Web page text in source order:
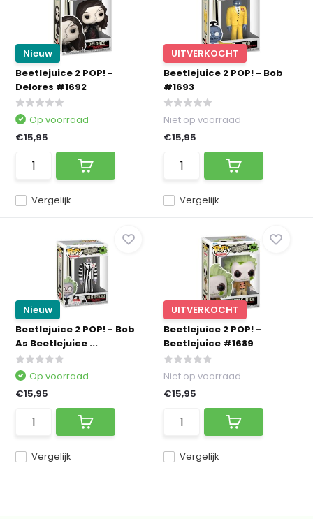
Nieuw
Beetlejuice 2 POP! -
Delores #1692
Vergelijk
Op voorraad
€15,95
UITVERKOCHT
Beetlejuice 2 POP! - Bob
#1693
Vergelijk
Niet op voorraad
€15,95
Nieuw
Beetlejuice 2 POP! - Bob
As Beetlejuice ...
Vergelijk
Op voorraad
€15,95
UITVERKOCHT
Beetlejuice 2 POP! -
Beetlejuice #1689
Vergelijk
Niet op voorraad
€15,95